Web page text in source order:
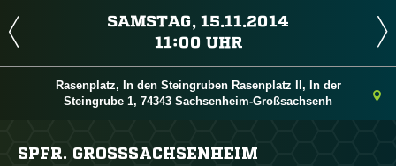
 
 
Rasenplatz, In den Steingruben Rasenplatz II, In der
Steingrube 1, 74343 Sachsenheim-Großsachsenh
SPFR. GROSSSACHSENHEIM